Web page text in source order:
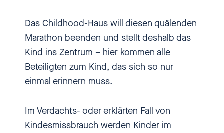
zehn Häusern können wir auch
nur einige tausend Kinder
erreichen. Und das sind schon
viele, denen wir dadurch einen
Weg eröffnen.
[00:00:30.690] - Nadia
Kailouli
Das Childhood-Haus will diesen quälenden
Marathon beenden und stellt deshalb das
Kind ins Zentrum – hier kommen alle
Beteiligten zum Kind, das sich so nur
einmal erinnern muss.
Im Verdachts- oder erklärten Fall von
Kindesmissbrauch werden Kinder im